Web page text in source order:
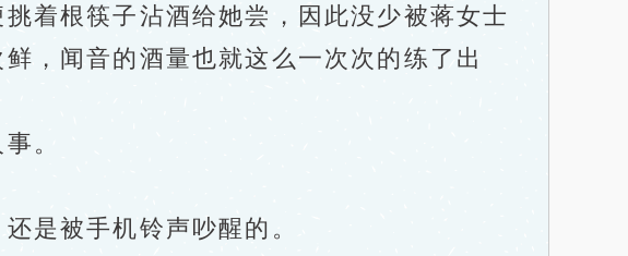
根筷子沾酒给她尝，因此没少被蒋女士
，闻音的酒量也就这么一次次的练了出
。
是被手机铃声吵醒的。